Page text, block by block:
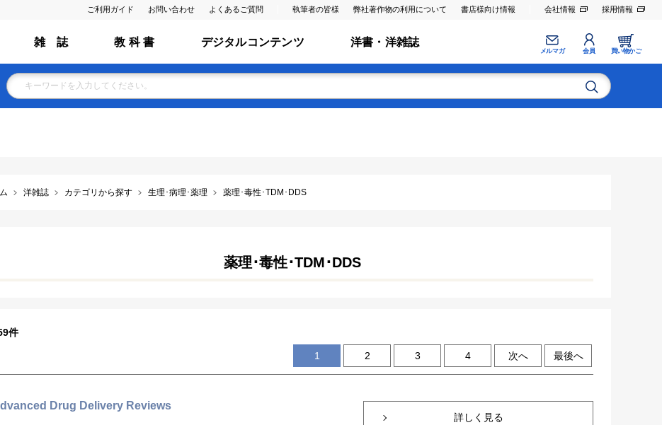
ご利用ガイド お問い合わせ よくあるご質問 執筆者の皆様 弊社著作物の利用について 書店様向け情報 会社情報 採用情報
雑 誌 教 科 書 デジタルコンテンツ 洋書・洋雑誌
メルマガ 会員 買い物かご
洋雑誌 カテゴリから探す 生理･病理･薬理 薬理･毒性･TDM･DDS
薬理･毒性･TDM･DDS
件
1 2 3 4 次へ 最後へ
Drug Delivery Reviews
詳しく見る